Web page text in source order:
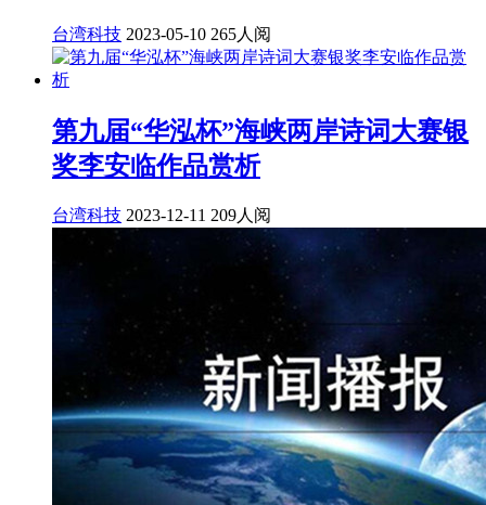
台湾科技 2023-05-10 265人阅
第九届“华泓杯”海峡两岸诗词大赛银
奖李安临作品赏析
台湾科技 2023-12-11 209人阅